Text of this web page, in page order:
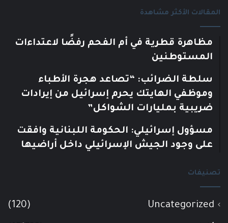
المقالات الأكثر مشاهدة
مظاهرة قطرية في أم الفحم رفضًا لاعتداءات
المستوطنين
سلطة الضرائب: “تصاعد هجرة الأطباء
وموظفي الهايتك يحرم إسرائيل من إيرادات
ضريبية بمليارات الشواكل”
مسؤول إسرائيلي: الحكومة اللبنانية وافقت
على وجود الجيش الإسرائيلي داخل أراضيها
تصنيفات
Uncategorized
(120)